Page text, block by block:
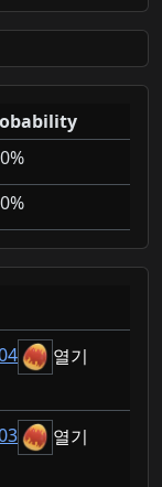
열기
열기